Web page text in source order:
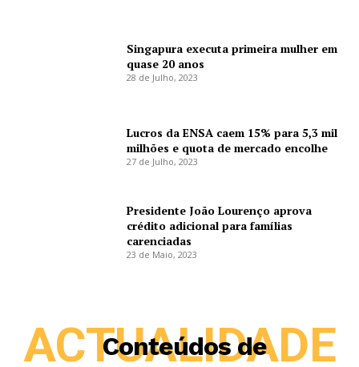
Singapura executa primeira mulher em
quase 20 anos
28 de Julho, 2023
Lucros da ENSA caem 15% para 5,3 mil
milhões e quota de mercado encolhe
27 de Julho, 2023
Presidente João Lourenço aprova
crédito adicional para famílias
carenciadas
23 de Maio, 2023
Conteúdos de
ACTUALIDADE